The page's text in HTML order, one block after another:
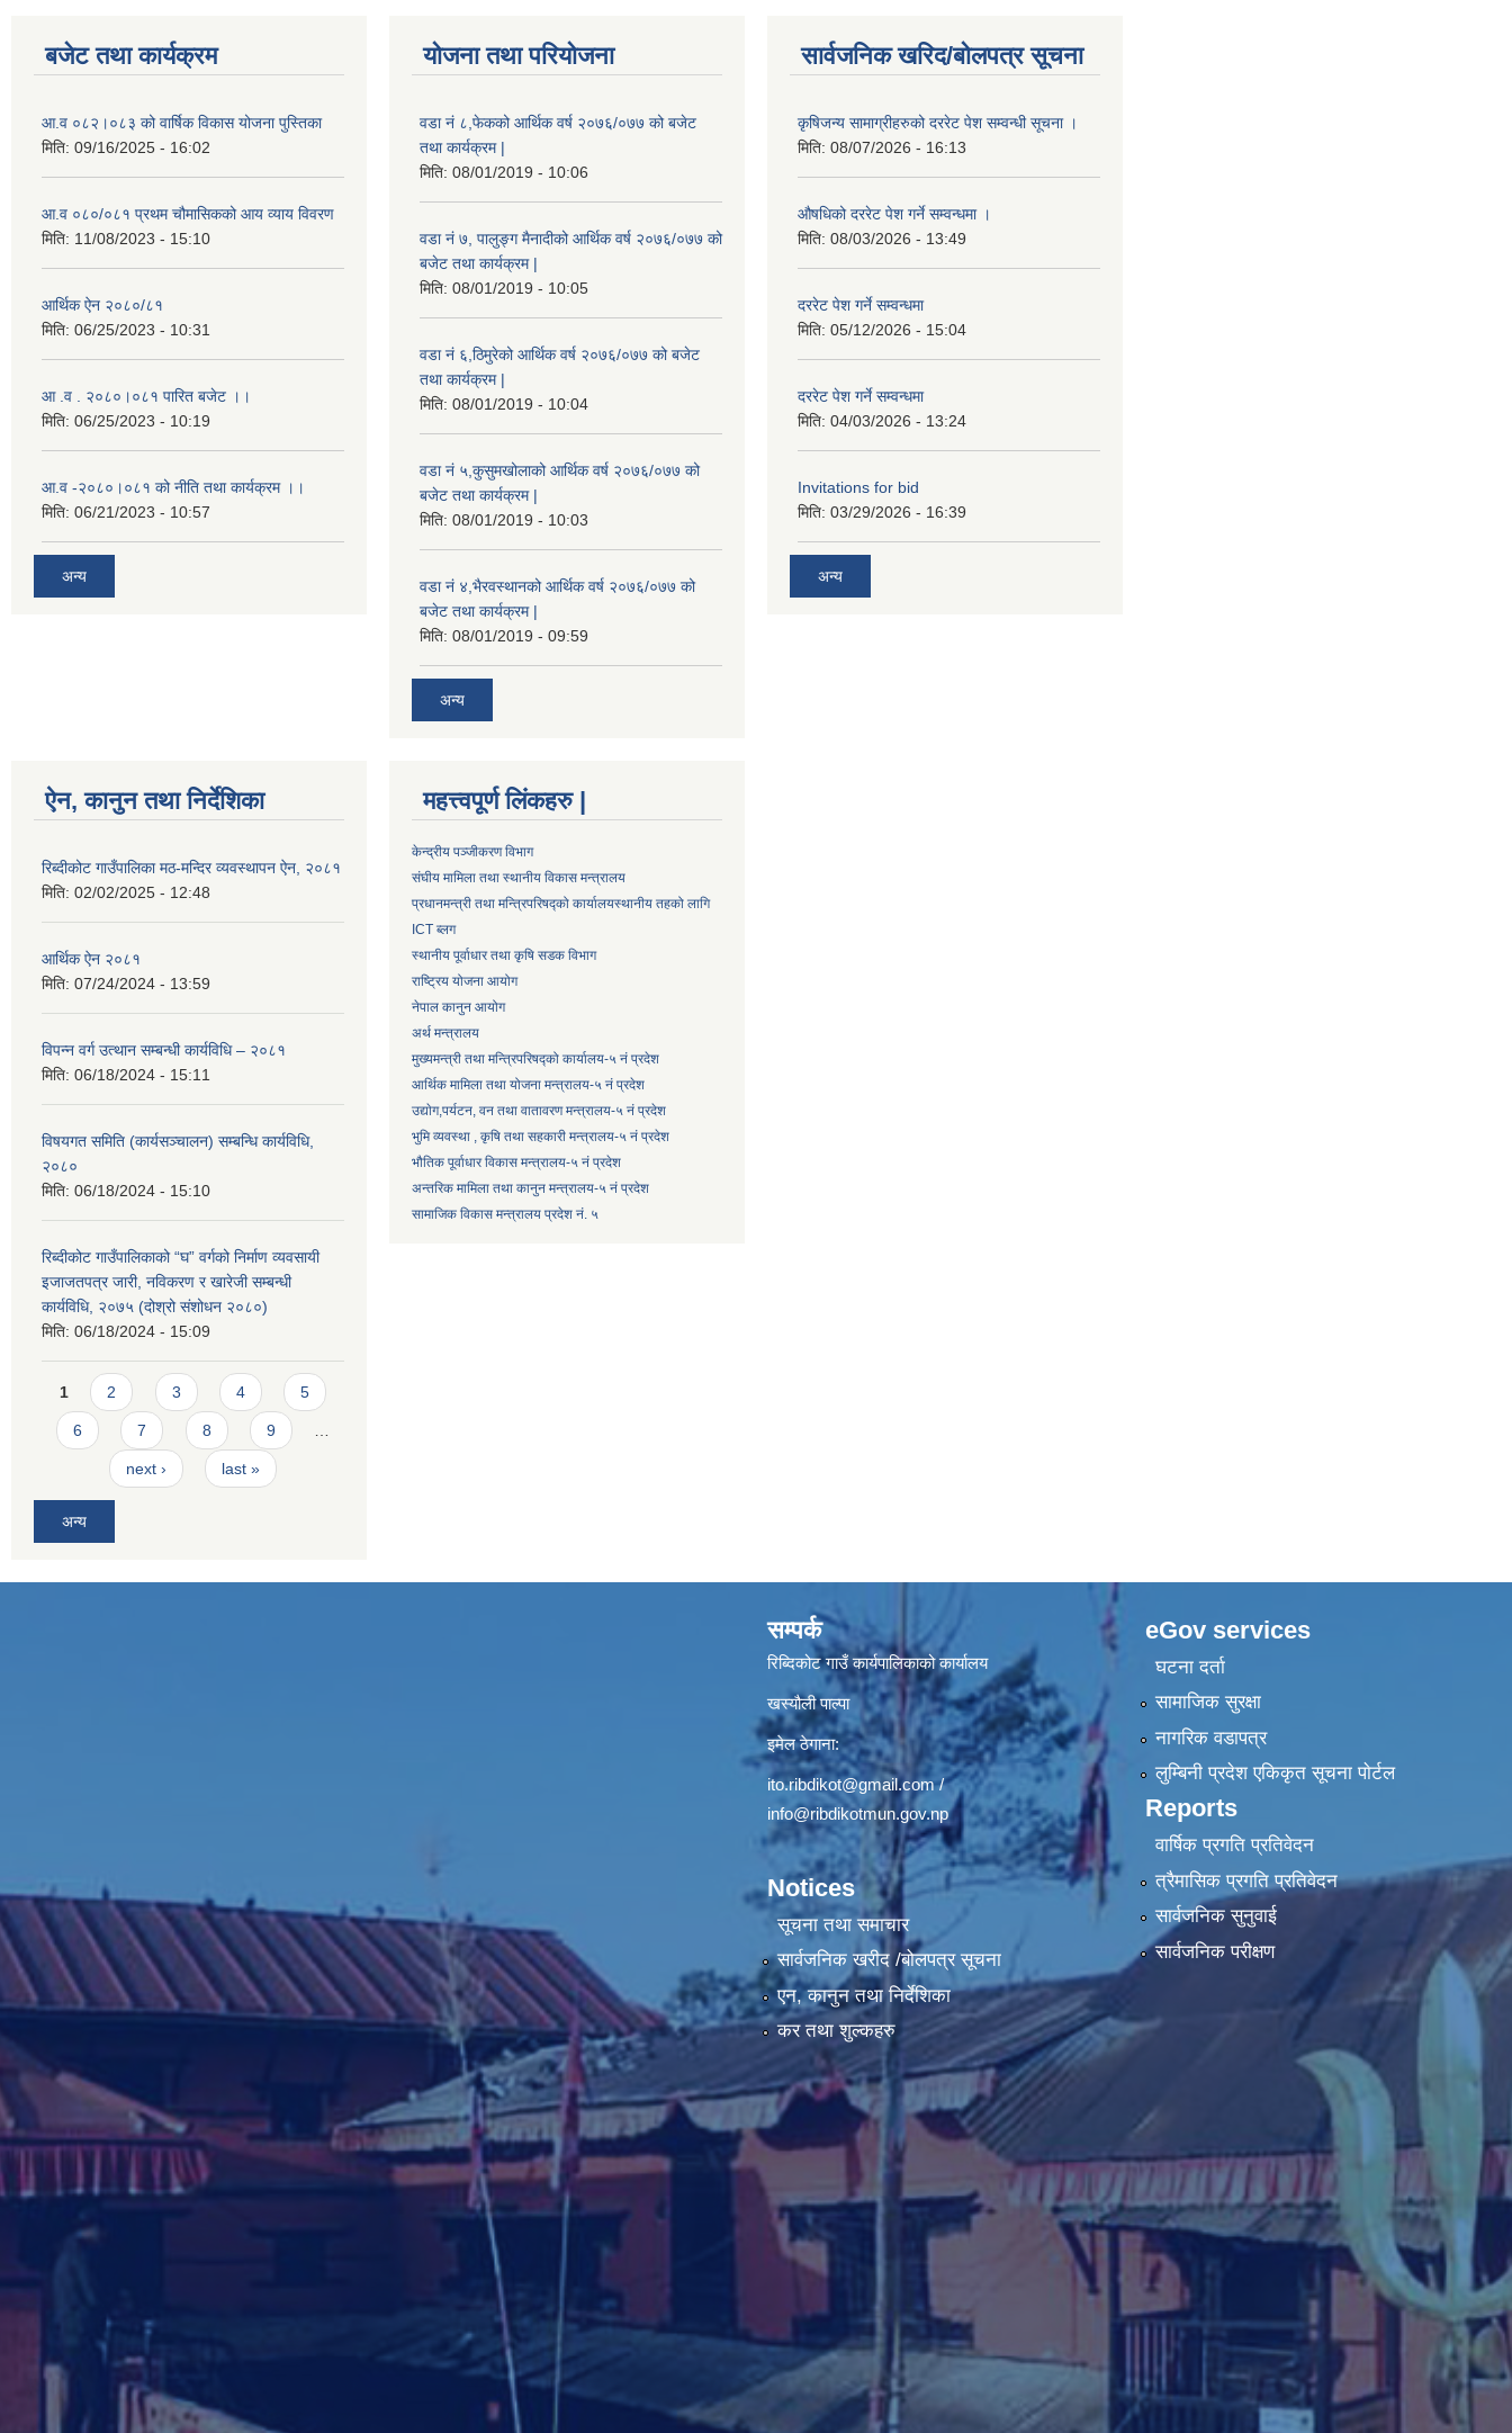
बजेट तथा कार्यक्रम
आ.व ०८२।०८३ को वार्षिक विकास योजना पुस्तिका
मिति: 09/16/2025 - 16:02
आ.व ०८०/०८१ प्रथम चौमासिकको आय व्याय विवरण
मिति: 11/08/2023 - 15:10
आर्थिक ऐन २०८०/८१
मिति: 06/25/2023 - 10:31
आ .व . २०८०।०८१ पारित बजेट ।।
मिति: 06/25/2023 - 10:19
आ.व -२०८०।०८१ को नीति तथा कार्यक्रम ।।
मिति: 06/21/2023 - 10:57
अन्य
योजना तथा परियोजना
वडा नं ८,फेकको आर्थिक वर्ष २०७६/०७७ को बजेट
तथा कार्यक्रम |
मिति: 08/01/2019 - 10:06
वडा नं ७, पालुङ्ग मैनादीको आर्थिक वर्ष २०७६/०७७ को
बजेट तथा कार्यक्रम |
मिति: 08/01/2019 - 10:05
वडा नं ६,ठिमुरेको आर्थिक वर्ष २०७६/०७७ को बजेट
तथा कार्यक्रम |
मिति: 08/01/2019 - 10:04
वडा नं ५,कुसुमखोलाको आर्थिक वर्ष २०७६/०७७ को
बजेट तथा कार्यक्रम |
मिति: 08/01/2019 - 10:03
वडा नं ४,भैरवस्थानको आर्थिक वर्ष २०७६/०७७ को
बजेट तथा कार्यक्रम |
मिति: 08/01/2019 - 09:59
अन्य
सार्वजनिक खरिद/बोलपत्र सूचना
कृषिजन्य सामाग्रीहरुको दररेट पेश सम्वन्धी सूचना ।
मिति: 08/07/2026 - 16:13
औषधिको दररेट पेश गर्ने सम्वन्धमा ।
मिति: 08/03/2026 - 13:49
दररेट पेश गर्ने सम्वन्धमा
मिति: 05/12/2026 - 15:04
दररेट पेश गर्ने सम्वन्धमा
मिति: 04/03/2026 - 13:24
Invitations for bid
मिति: 03/29/2026 - 16:39
अन्य
ऐन, कानुन तथा निर्देशिका
रिब्दीकोट गाउँपालिका मठ-मन्दिर व्यवस्थापन ऐन, २०८१
मिति: 02/02/2025 - 12:48
आर्थिक ऐन २०८१
मिति: 07/24/2024 - 13:59
विपन्न वर्ग उत्थान सम्बन्धी कार्यविधि – २०८१
मिति: 06/18/2024 - 15:11
विषयगत समिति (कार्यसञ्चालन) सम्बन्धि कार्यविधि,
२०८०
मिति: 06/18/2024 - 15:10
रिब्दीकोट गाउँपालिकाको “घ” वर्गको निर्माण व्यवसायी
इजाजतपत्र जारी, नविकरण र खारेजी सम्बन्धी
कार्यविधि, २०७५ (दोश्रो संशोधन २०८०)
मिति: 06/18/2024 - 15:09
Pages
1 2 3 4 5
6 7 8 9
next › last »
अन्य
महत्त्वपूर्ण लिंकहरु |
केन्द्रीय पञ्जीकरण विभाग
संघीय मामिला तथा स्थानीय विकास मन्त्रालय
प्रधानमन्त्री तथा मन्त्रिपरिषद्को कार्यालयस्थानीय तहको लागि
ICT ब्लग
स्थानीय पूर्वाधार तथा कृषि सडक विभाग
राष्ट्रिय योजना आयोग
नेपाल कानुन आयोग
अर्थ मन्त्रालय
मुख्यमन्त्री तथा मन्त्रिपरिषद्को कार्यालय-५ नं प्रदेश
आर्थिक मामिला तथा योजना मन्त्रालय-५ नं प्रदेश
उद्याेग,पर्यटन, वन तथा वातावरण मन्त्रालय-५ नं प्रदेश
भुमि व्यवस्था , कृषि तथा सहकारी मन्त्रालय-५ नं प्रदेश
भौतिक पूर्वाधार विकास मन्त्रालय-५ नं प्रदेश
अन्तरिक मामिला तथा कानुन मन्त्रालय-५ नं प्रदेश
सामाजिक विकास मन्त्रालय प्रदेश नं. ५
सम्पर्क
रिब्दिकोट गाउँ कार्यपालिकाको कार्यालय
खस्यौली पाल्पा
इमेल ठेगाना:
ito.ribdikot@gmail.com/
info@ribdikotmun.gov.np
Notices
सूचना तथा समाचार
सार्वजनिक खरीद /बोलपत्र सूचना
एन, कानुन तथा निर्देशिका
कर तथा शुल्कहरु
eGov services
घटना दर्ता
सामाजिक सुरक्षा
नागरिक वडापत्र
लुम्बिनी प्रदेश एकिकृत सूचना पाेर्टल
Reports
वार्षिक प्रगति प्रतिवेदन
त्रैमासिक प्रगति प्रतिवेदन
सार्वजनिक सुनुवाई
सार्वजनिक परीक्षण